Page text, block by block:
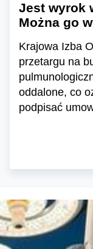
Jest wyrok
Można go
Krajowa Izba
przetargu na
oddalone, co
podpisać